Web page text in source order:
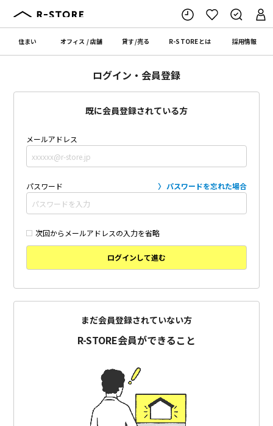
住まい オフィス /店舗 貸す/売る R-STOREとは 採用情報
ログイン・会員登録
既に会員登録されている方
メールアドレス
パスワード パスワードを忘れた場合
次回からメールアドレスの入力を省略
ログインして進む
まだ会員登録されていない方
R-STORE会員ができること